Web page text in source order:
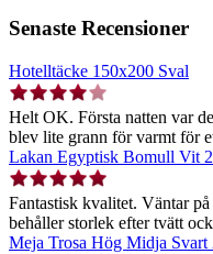
Senaste Recensioner
Hotelltäcke 150x200 Sval
Helt OK. Första natten var
blev lite grann för varmt för
Lakan Egyptisk Bomull Vit
Fantastisk kvalitet. Väntar
behåller storlek efter tvätt
Meja Trosa Hög Midja Svart